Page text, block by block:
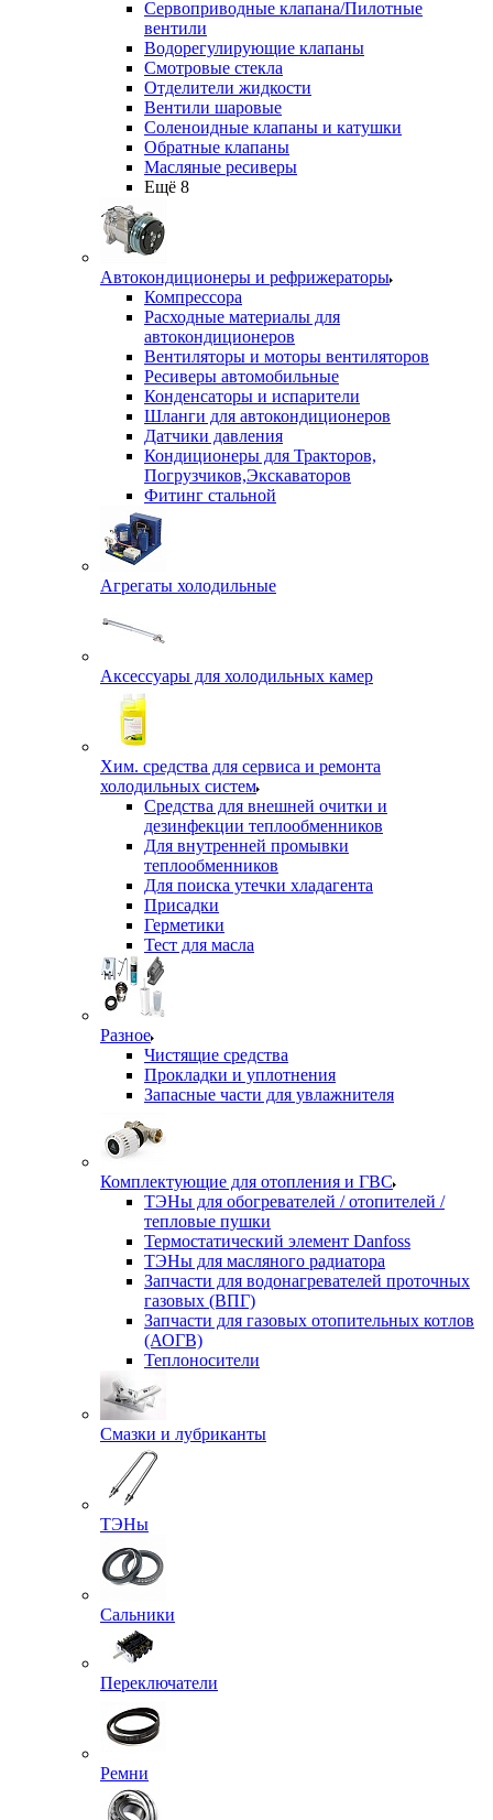
Сервоприводные клапана/Пилотные
вентили
Водорегулирующие клапаны
Смотровые стекла
Отделители жидкости
Вентили шаровые
Соленоидные клапаны и катушки
Обратные клапаны
Масляные ресиверы
Ещё 8
Автокондиционеры и рефрижераторы
Компрессора
Расходные материалы для
автокондиционеров
Вентиляторы и моторы вентиляторов
Ресиверы автомобильные
Конденсаторы и испарители
Шланги для автокондиционеров
Датчики давления
Кондиционеры для Тракторов,
Погрузчиков,Экскаваторов
Фитинг стальной
Агрегаты холодильные
Аксессуары для холодильных камер
Хим. средства для сервиса и ремонта
холодильных систем
Средства для внешней очитки и
дезинфекции теплообменников
Для внутренней промывки
теплообменников
Для поиска утечки хладагента
Присадки
Герметики
Тест для масла
Разное
Чистящие средства
Прокладки и уплотнения
Запасные части для увлажнителя
Комплектующие для отопления и ГВС
ТЭНы для обогревателей / отопителей /
тепловые пушки
Термостатический элемент Danfoss
ТЭНы для масляного радиатора
Запчасти для водонагревателей проточных
газовых (ВПГ)
Запчасти для газовых отопительных котлов
(АОГВ)
Теплоносители
Смазки и лубриканты
ТЭНы
Сальники
Переключатели
Ремни